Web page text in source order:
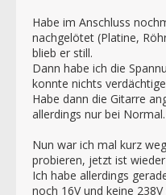
Habe im Anschluss
nachgelötet (Platine,
blieb er still.
Dann habe ich die
konnte nichts
Habe dann die Gitarre
allerdings nur bei Normal.
Nun war ich mal kurz
probieren, jetzt ist wieder
Ich habe allerdings
noch 16V und keine